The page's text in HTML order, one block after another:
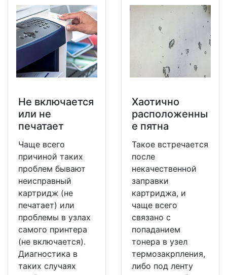
Не включается
или не
печатает
Чаще всего
причиной таких
проблем бывают
неисправный
картридж (не
печатает) или
проблемы в узлах
самого принтера
(не включается).
Диагностика в
таких случаях
Хаотично
расположенны
е пятна
Такое встречается
после
некачественной
заправки
картриджа, и
чаще всего
связано с
попаданием
тонера в узел
термозакрпления,
либо под ленту